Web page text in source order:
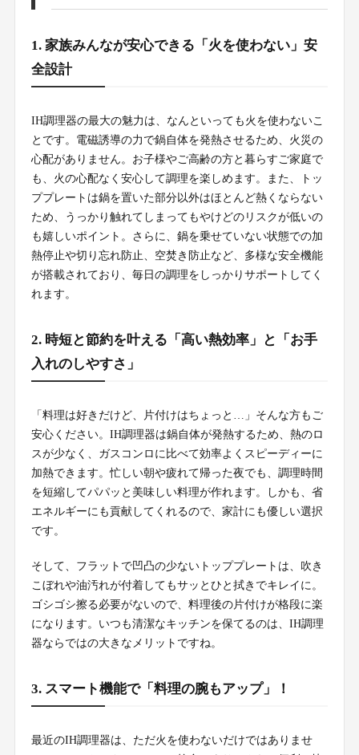
1. 家族みんなが安心できる「火を使わない」安
全設計
IH調理器の最大の魅力は、なんといっても火を使わないこ
とです。電磁誘導の力で鍋自体を発熱させるため、火災の
心配がありません。お子様やご高齢の方と暮らすご家庭で
も、火の心配なく安心して調理を楽しめます。また、トッ
ププレートは鍋を置いた部分以外はほとんど熱くならない
ため、うっかり触れてしまってもやけどのリスクが低いの
も嬉しいポイント。さらに、鍋を乗せていない状態での加
熱停止や切り忘れ防止、空焚き防止など、多様な安全機能
が搭載されており、毎日の調理をしっかりサポートしてく
れます。
2. 時短と節約を叶える「高い熱効率」と「お手
入れのしやすさ」
「料理は好きだけど、片付けはちょっと…」そんな方もご
安心ください。IH調理器は鍋自体が発熱するため、熱のロ
スが少なく、ガスコンロに比べて効率よくスピーディーに
加熱できます。忙しい朝や疲れて帰った夜でも、調理時間
を短縮してパパッと美味しい料理が作れます。しかも、省
エネルギーにも貢献してくれるので、家計にも優しい選択
です。
そして、フラットで凹凸の少ないトッププレートは、吹き
こぼれや油汚れが付着してもサッとひと拭きでキレイに。
ゴシゴシ擦る必要がないので、料理後の片付けが格段に楽
になります。いつも清潔なキッチンを保てるのは、IH調理
器ならではの大きなメリットですね。
3. スマート機能で「料理の腕もアップ」！
最近のIH調理器は、ただ火を使わないだけではありませ